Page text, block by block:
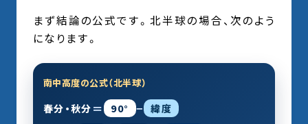
まず結論の公式です。北半球の場合、次のよう
になります。
南中高度の公式（北半球）
春分・秋分 ＝ 90° − 緯度